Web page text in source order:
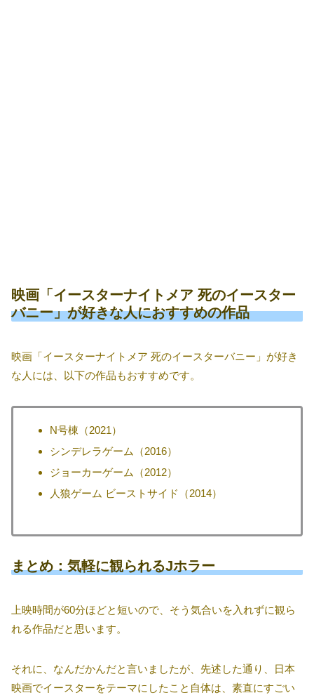
映画「イースターナイトメア 死のイースター
バニー」が好きな人におすすめの作品
映画「イースターナイトメア 死のイースターバニー」が好き
な人には、以下の作品もおすすめです。
N号棟（2021）
シンデレラゲーム（2016）
ジョーカーゲーム（2012）
人狼ゲーム ビーストサイド（2014）
まとめ：気軽に観られるJホラー
上映時間が60分ほどと短いので、そう気合いを入れずに観ら
れる作品だと思います。
それに、なんだかんだと言いましたが、先述した通り、日本
映画でイースターをテーマにしたこと自体は、素直にすごい